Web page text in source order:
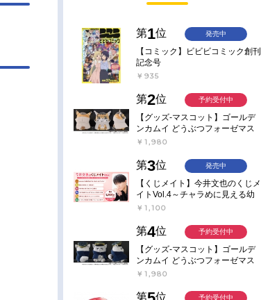
第1位
【コミック】ビビビコミック創刊
記念号
￥935
発売中
第2位
【グッズ-マスコット】ゴールデ
ンカムイ どうぶつフォーゼマス
コット 4.尾形百之助【再販】
￥1,980
予約受付中
第3位
【くじメイト】今井文也のくじメ
イトVol.4～チャラめに見える幼
馴染、実は一途で独占欲が強いん
￥1,100
発売中
第4位
【グッズ-マスコット】ゴールデ
ンカムイ どうぶつフォーゼマス
コット 5.月島軍曹【再販】
￥1,980
予約受付中
第 位 予約受付中